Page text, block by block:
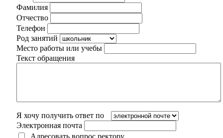
Фамилия
Отчество
Телефон
Род занятий
Место работы или учебы
Текст обращения
Я хочу получить ответ по
Электронная почта